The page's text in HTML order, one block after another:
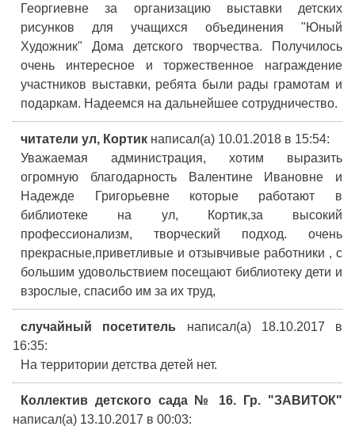
Георгиевне за организацию выставки детских
рисунков для учащихся объединения "Юный
Художник" Дома детского творчества. Получилось
очень интересное и торжественное награждение
участников выставки, ребята были рады грамотам и
подаркам. Надеемся на дальнейшее сотрудничество.
читатели ул, Кортик написал(а) 10.01.2018 в 15:54:
Уважаемая администрация, хотим выразить
огромную благодарность Валентине Ивановне и
Надежде Григорьевне которые работают в
библиотеке на ул, Кортик,за высокий
профессионализм, творческий подход. очень
прекрасные,приветливые и отзывчивые работники , с
большим удовольствием посещают библиотеку дети и
взрослые, спасибо им за их труд,
случайный посетитель написал(а) 18.10.2017 в
16:35:
На территории детства детей нет.
Коллектив детского сада № 16. Гр. "ЗАВИТОК"
написал(а) 13.10.2017 в 00:03: